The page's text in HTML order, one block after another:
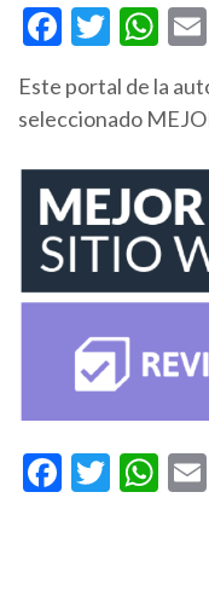
Este portal de la
seleccionado